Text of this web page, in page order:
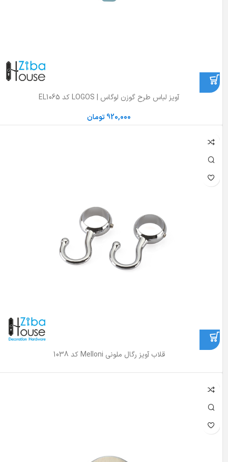
آویز لباس طرح گوزن لوگاس | LOGOS کد EL1065
920,000تومان
قلاب آویز رگال ملونی Melloni کد 1038